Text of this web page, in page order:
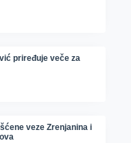
priređuje veče za
veze Zrenjanina i